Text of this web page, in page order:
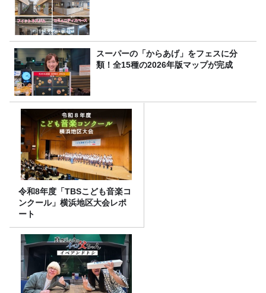
スーパーの「からあげ」をフェスに分
類！全15種の2026年版マップが完成
令和8年度「TBSこども音楽コ
ンクール」横浜地区大会レポ
ート